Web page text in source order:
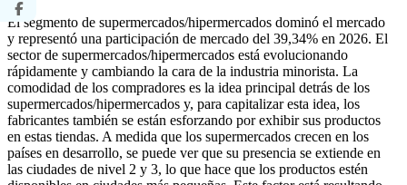
El segmento de supermercados/hipermercados dominó el mercado
y representó una participación de mercado del 39,34% en 2026. El
sector de supermercados/hipermercados está evolucionando
rápidamente y cambiando la cara de la industria minorista. La
comodidad de los compradores es la idea principal detrás de los
supermercados/hipermercados y, para capitalizar esta idea, los
fabricantes también se están esforzando por exhibir sus productos
en estas tiendas. A medida que los supermercados crecen en los
países en desarrollo, se puede ver que su presencia se extiende en
las ciudades de nivel 2 y 3, lo que hace que los productos estén